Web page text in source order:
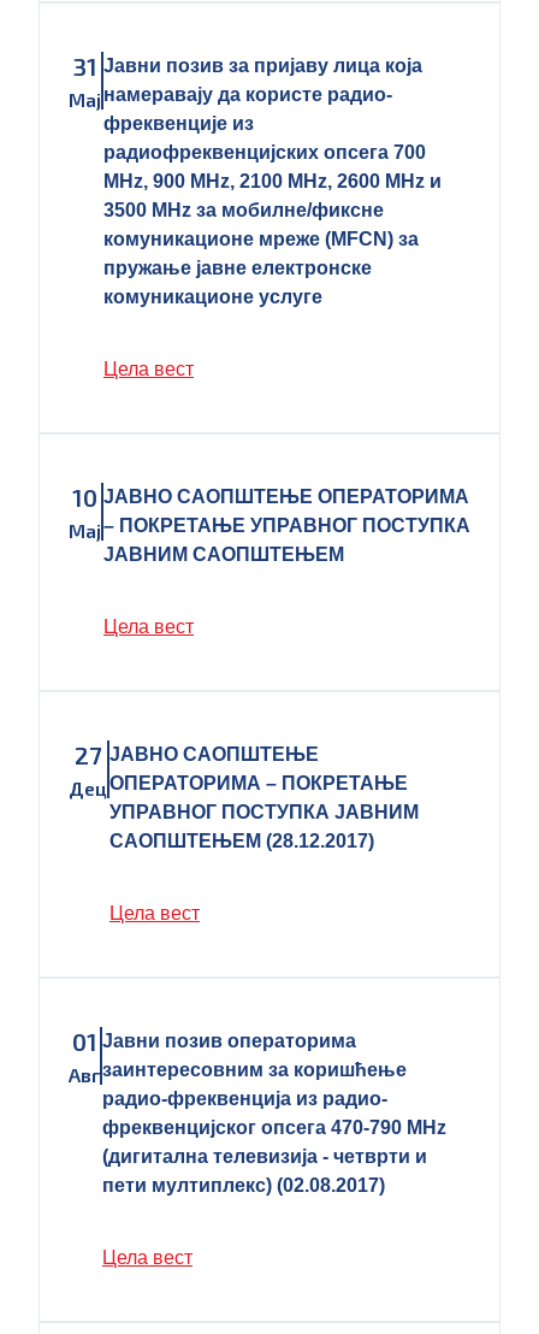
31
Мај
Јавни позив за пријаву лица која
намеравају да користе радио-
фреквенције из
радиофреквенцијских опсега 700
MHz, 900 MHz, 2100 MHz, 2600 MHz и
3500 MHz за мобилне/фиксне
комуникационе мреже (MFCN) за
пружање јавне електронске
комуникационе услуге
Цела вест
10
Мај
ЈАВНО САОПШТЕЊЕ ОПЕРАТОРИМА
– ПОКРЕТАЊЕ УПРАВНОГ ПОСТУПКА
ЈАВНИМ САОПШТЕЊЕМ
Цела вест
27
Дец
ЈАВНО САОПШТЕЊЕ
ОПЕРАТОРИМА – ПОКРЕТАЊЕ
УПРАВНОГ ПОСТУПКА ЈАВНИМ
САОПШТЕЊЕМ (28.12.2017)
Цела вест
01
Авг
Јавни позив операторима
заинтересовним за коришћење
радио-фреквенција из радио-
фреквенцијског опсега 470-790 MHz
(дигитална телевизија - четврти и
пети мултиплекс) (02.08.2017)
Цела вест